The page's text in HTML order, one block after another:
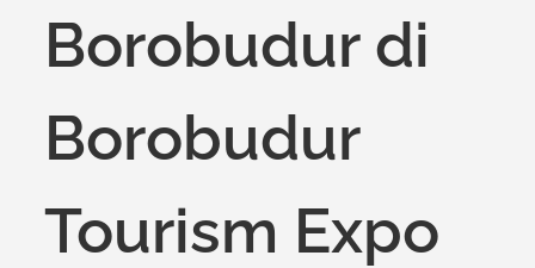
Borobudur di
Borobudur
Tourism Expo